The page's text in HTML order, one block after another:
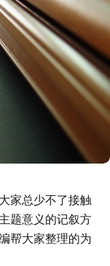
家总少不了接触
题意义的记叙方
帮大家整理的为